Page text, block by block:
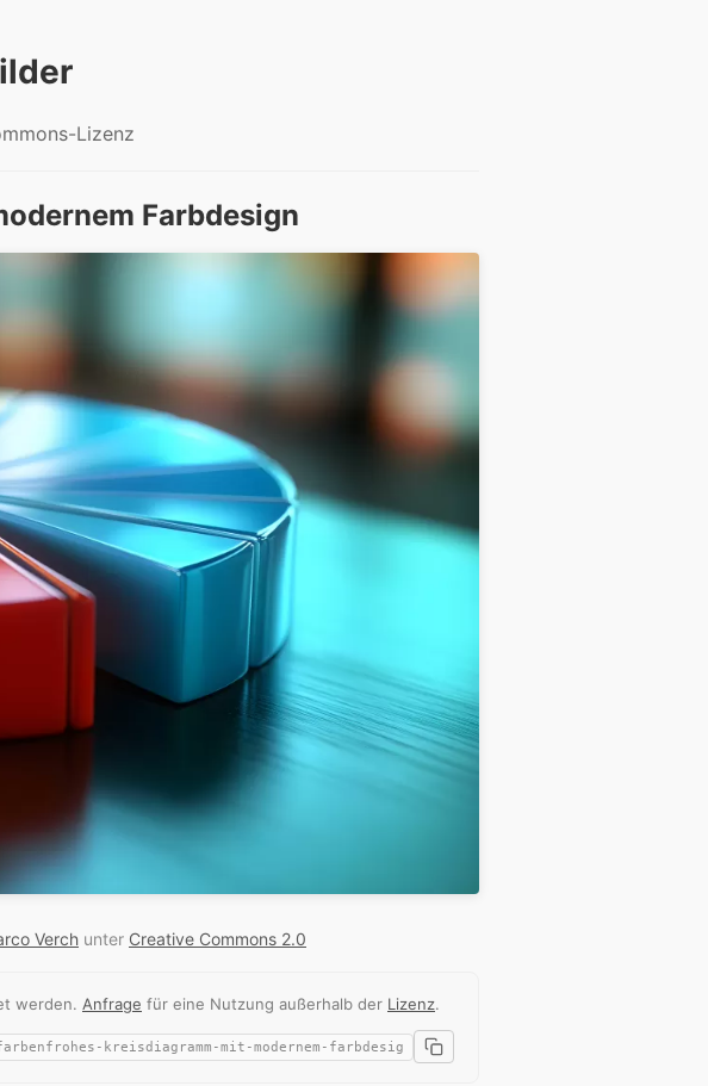
Lizenz
Farbdesign
Verch unter Creative Commons 2.0
werden. Anfrage für eine Nutzung außerhalb der Lizenz.